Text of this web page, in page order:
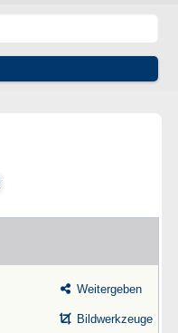
Weitergeben
Bildwerkzeuge